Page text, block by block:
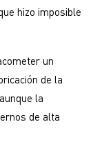
hizo imposible
un
de la
la
de alta